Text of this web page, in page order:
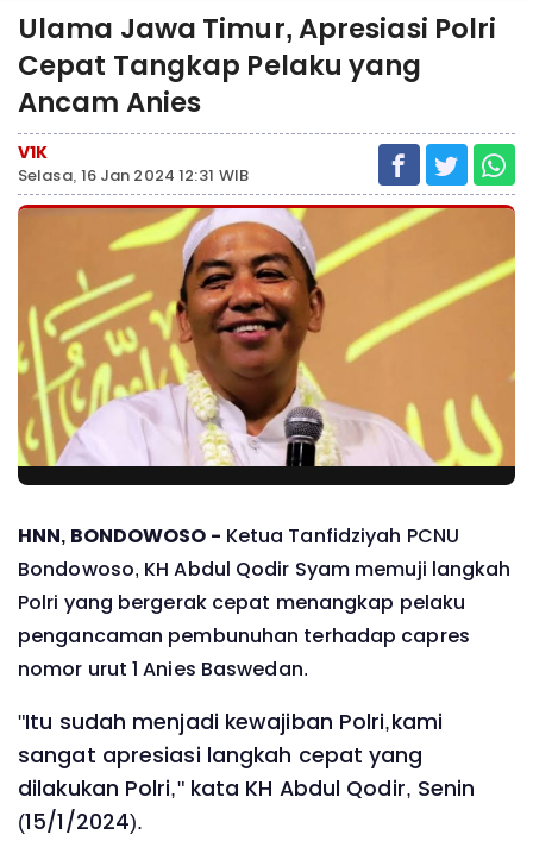
Ulama Jawa Timur, Apresiasi Polri
Cepat Tangkap Pelaku yang
Ancam Anies
V1K
Selasa, 16 Jan 2024 12:31 WIB
HNN, BONDOWOSO - Ketua Tanfidziyah PCNU
Bondowoso, KH Abdul Qodir Syam memuji langkah
Polri yang bergerak cepat menangkap pelaku
pengancaman pembunuhan terhadap capres
nomor urut 1 Anies Baswedan.
"Itu sudah menjadi kewajiban Polri,kami
sangat apresiasi langkah cepat yang
dilakukan Polri," kata KH Abdul Qodir, Senin
(15/1/2024).